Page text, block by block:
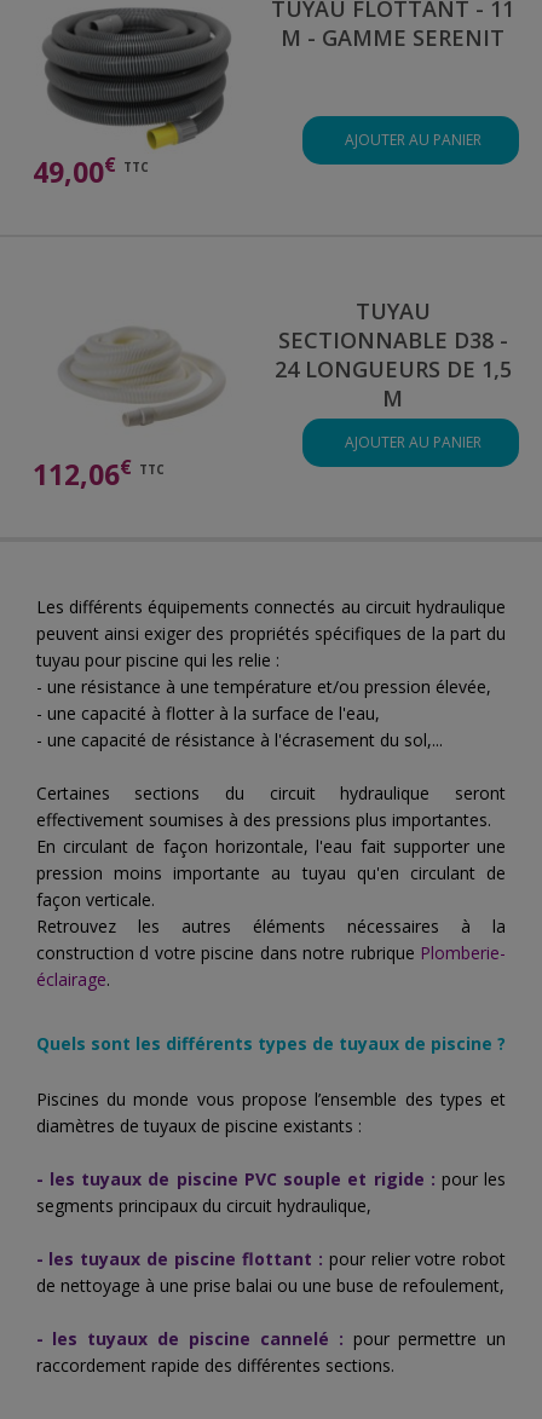
Les différents équipements connectés au circuit hydraulique
peuvent ainsi exiger des propriétés spécifiques de la part du
tuyau pour piscine qui les relie :
- une résistance à une température et/ou pression élevée,
- une capacité à flotter à la surface de l'eau,
- une capacité de résistance à l'écrasement du sol,...
Certaines sections du circuit hydraulique seront
effectivement soumises à des pressions plus importantes.
En circulant de façon horizontale, l'eau fait supporter une
pression moins importante au tuyau qu'en circulant de
façon verticale.
Retrouvez les autres éléments nécessaires à la
construction d votre piscine dans notre rubrique Plomberie-
éclairage.
Quels sont les différents types de tuyaux de piscine ?
Piscines du monde vous propose l’ensemble des types et
diamètres de tuyaux de piscine existants :
- les tuyaux de piscine PVC souple et rigide : pour les
segments principaux du circuit hydraulique,
- les tuyaux de piscine flottant : pour relier votre robot
de nettoyage à une prise balai ou une buse de refoulement,
- les tuyaux de piscine cannelé : pour permettre un
raccordement rapide des différentes sections.
TUYAU FLOTTANT - 11
M - GAMME SERENIT
49,00€ TTC
AJOUTER AU PANIER
TUYAU
SECTIONNABLE D38 -
24 LONGUEURS DE 1,5
M
112,06€ TTC
AJOUTER AU PANIER